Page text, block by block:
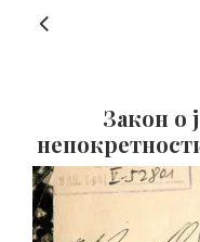
Закон о